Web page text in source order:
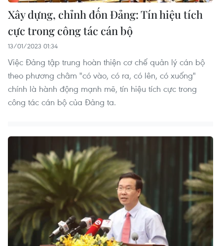
Xây dựng, chỉnh đốn Đảng: Tín hiệu tích
cực trong công tác cán bộ
13/01/2023 01:34
Việc Đảng tập trung hoàn thiện cơ chế quản lý cán bộ
theo phương châm "có vào, có ra, có lên, có xuống"
chính là hành động mạnh mẽ, tín hiệu tích cực trong
công tác cán bộ của Đảng ta.